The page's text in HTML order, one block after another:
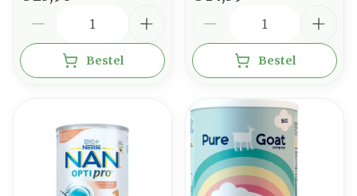
Bestel Bestel